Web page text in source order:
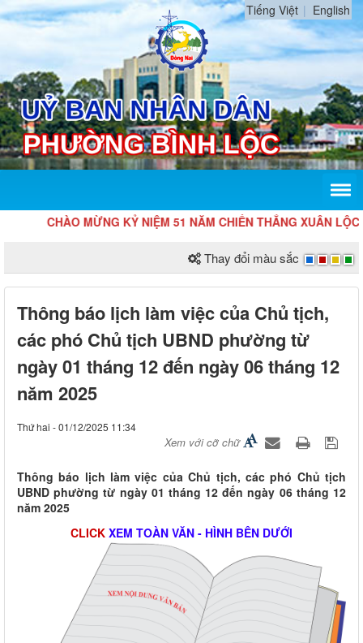
Tiếng Việt English
CHÀO MỪNG KỶ NIỆM 51 NĂM CHIẾN THẮNG XUÂN LỘC
Thay đổi màu sắc
Thông báo lịch làm việc của Chủ tịch,
các phó Chủ tịch UBND phường từ
ngày 01 tháng 12 đến ngày 06 tháng 12
năm 2025
Thứ hai - 01/12/2025 11:34
Xem với cỡ chữ
Thông báo lịch làm việc của Chủ tịch, các phó Chủ tịch
UBND phường từ ngày 01 tháng 12 đến ngày 06 tháng 12
năm 2025
CLICK XEM TOÀN VĂN - HÌNH BÊN DƯỚI